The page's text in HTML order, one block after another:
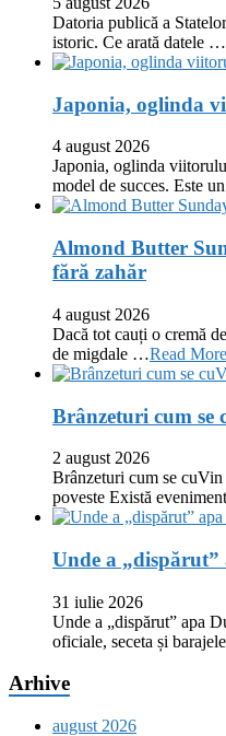
Datoria publică a
istoric. Ce arată datele …
Japonia, oglinda
4 august 2026
Japonia, oglinda
model de succes. Este
Almond Butter
fără zahăr
4 august 2026
Dacă tot cauți o cremă
de migdale …Read
Brânzeturi cum se
2 august 2026
Brânzeturi cum se cuVin
poveste Există
Unde a
31 iulie 2026
Unde a „dispărut” apa
oficiale, seceta și
Arhive
august 2026